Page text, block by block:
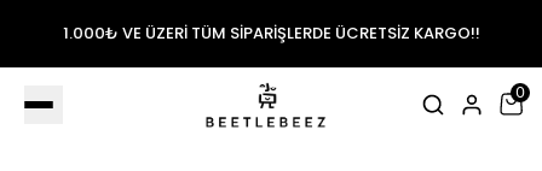
1.000₺ VE ÜZERİ TÜM SİPARİŞLERDE ÜCRETSİZ KARGO!!
0